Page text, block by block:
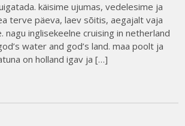
käisime ujumas, vedelesime ja
terve päeva, laev sõitis, aegajalt vaja
nagu inglisekeelne cruising in netherland
water and god’s land. maa poolt ja
on holland igav ja […]